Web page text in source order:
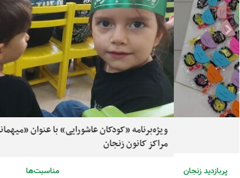
در قالب سلسله نشست‌های «ماه شعر» و با محوریت ادبیات کهن فارسی برگزار شد
صائب تبریزی میهمان محافل ادبی کانون زنجان شد
ویژه‌برنامه «کودکان عاشورایی» با عنوان «میهمانان کوچک امام
پربازدید زنجان مناسبت‌ها